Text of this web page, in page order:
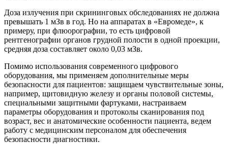
Доза излучения при скрининговых обследованиях не должна
превышать 1 мЗв в год. Но на аппаратах в «Евромеде», к
примеру, при флюорографии, то есть цифровой
рентгенографии органов грудной полости в одной проекции,
средняя доза составляет около 0,03 мЗв.
Помимо использования современного цифрового
оборудования, мы применяем дополнительные меры
безопасности для пациентов: защищаем чувствительные зоны,
например, щитовидную железу и органы половой системы,
специальными защитными фартуками, настраиваем
параметры оборудования и протоколы сканирования под
возраст, вес и анатомические особенности пациента, ведем
работу с медицинским персоналом для обеспечения
безопасности диагностики.